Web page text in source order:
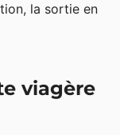
et en
la sortie en
viagère